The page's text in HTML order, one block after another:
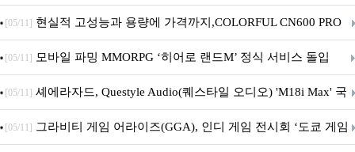
브랜드데이 기획전 진행
[05/11] 현실적 고성능과 용량에 가격까지,COLORFUL CN600 PRO
M.2 NVMe 디앤디컴 1TB
[05/11] 모바일 파밍 MMORPG ‘히어로 랜드M’ 정식 서비스 돌입
[05/11] 셰에라자드, Questyle Audio(퀘스타일 오디오) 'M18i Max' 국
내 정식 출시
[05/11] 그라비티 게임 어라이즈(GGA), 인디 게임 전시회 ‘도쿄 게임